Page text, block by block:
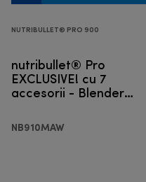
NUTRIBULLET® PRO 900
nutribullet® Pro
EXCLUSIVE! cu 7
accesorii - Blender
NB910MAW